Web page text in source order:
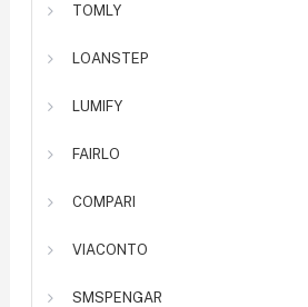
TOMLY
LOANSTEP
LUMIFY
FAIRLO
COMPARI
VIACONTO
SMSPENGAR